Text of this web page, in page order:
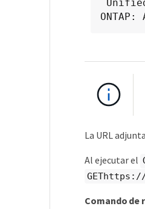
ONTAP:
La URL
Al ejecutar el
Comando de